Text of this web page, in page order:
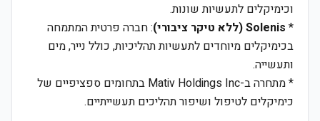
וכימיקלים לתעשיות שונות.
* Solenis (ללא טיקר ציבורי)
: חברה פרטית המתמחה
בכימיקלים מיוחדים לתעשיות תהליכיות, כולל נייר, מים
ותעשייה.
* מתחרה ב-Mativ Holdings Inc בתחומים ספציפיים של
כימיקלים לטיפול ושיפור תהליכים תעשייתיים.